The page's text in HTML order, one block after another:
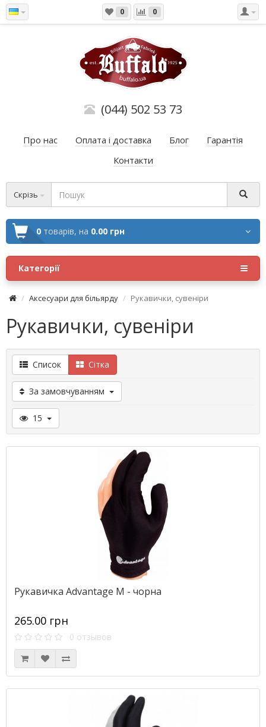
0 0
(044) 502 53 73
Про нас Оплата і доставка Блог
Гарантія
Контакти
Скрізь
0 товарів, на 0.00 грн
Категорії
Аксесуари для більярду Рукавички, сувеніри
Рукавички, сувеніри
Список Сітка
За замовчуванням
15
Рукавичка Advantage M - чорна
265.00 грн
0 отзывов